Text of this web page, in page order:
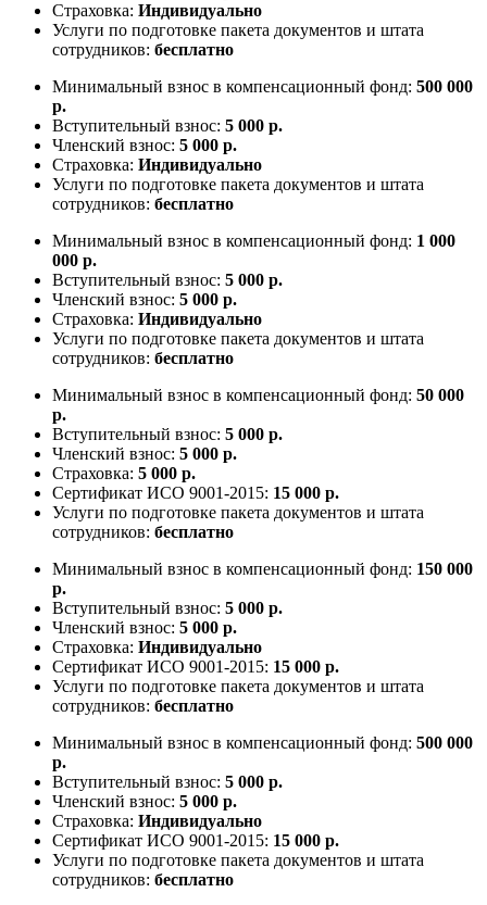
Страховка: Индивидуально
Услуги по подготовке пакета документов и штата
сотрудников: бесплатно
Минимальный взнос в компенсационный фонд: 500 000
р.
Вступительный взнос: 5 000 р.
Членский взнос: 5 000 р.
Страховка: Индивидуально
Услуги по подготовке пакета документов и штата
сотрудников: бесплатно
Минимальный взнос в компенсационный фонд: 1 000
000 р.
Вступительный взнос: 5 000 р.
Членский взнос: 5 000 р.
Страховка: Индивидуально
Услуги по подготовке пакета документов и штата
сотрудников: бесплатно
Минимальный взнос в компенсационный фонд: 50 000
р.
Вступительный взнос: 5 000 р.
Членский взнос: 5 000 р.
Страховка: 5 000 р.
Сертификат ИСО 9001-2015: 15 000 р.
Услуги по подготовке пакета документов и штата
сотрудников: бесплатно
Минимальный взнос в компенсационный фонд: 150 000
р.
Вступительный взнос: 5 000 р.
Членский взнос: 5 000 р.
Страховка: Индивидуально
Сертификат ИСО 9001-2015: 15 000 р.
Услуги по подготовке пакета документов и штата
сотрудников: бесплатно
Минимальный взнос в компенсационный фонд: 500 000
р.
Вступительный взнос: 5 000 р.
Членский взнос: 5 000 р.
Страховка: Индивидуально
Сертификат ИСО 9001-2015: 15 000 р.
Услуги по подготовке пакета документов и штата
сотрудников: бесплатно